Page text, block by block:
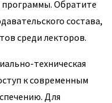
программы. Обратите
состава,
среди лекторов.
техническая
к современным
Для